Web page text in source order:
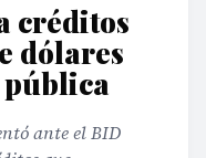
créditos
dólares
ante el BID